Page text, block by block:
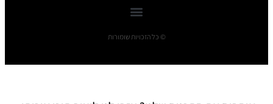
© כל הזכויות שומורות